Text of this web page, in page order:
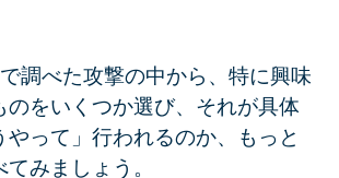
調べた攻撃の中から、特に興味
のをいくつか選び、それが具体
やって」行われるのか、もっと
みましょう。